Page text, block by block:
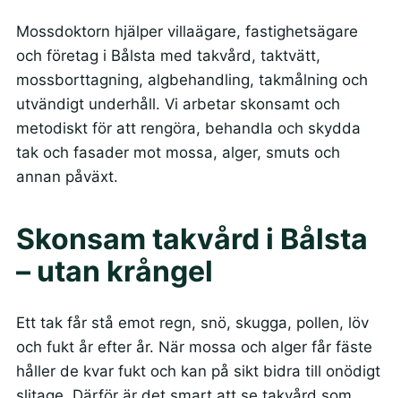
Mossdoktorn hjälper villaägare, fastighetsägare
och företag i Bålsta med takvård, taktvätt,
mossborttagning, algbehandling, takmålning och
utvändigt underhåll. Vi arbetar skonsamt och
metodiskt för att rengöra, behandla och skydda
tak och fasader mot mossa, alger, smuts och
annan påväxt.
Skonsam takvård i Bålsta
– utan krångel
Ett tak får stå emot regn, snö, skugga, pollen, löv
och fukt år efter år. När mossa och alger får fäste
håller de kvar fukt och kan på sikt bidra till onödigt